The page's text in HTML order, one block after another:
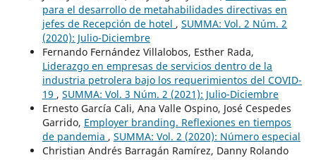
para el desarrollo de metahabilidades directivas en
jefes de Recepción de hotel , SUMMA: Vol. 2 Núm. 2
(2020): Julio-Diciembre
Fernando Fernández Villalobos, Esther Rada,
Liderazgo en empresas de servicios dentro de la
industria petrolera bajo los requerimientos del COVID-
19 , SUMMA: Vol. 3 Núm. 2 (2021): Julio-Diciembre
Ernesto García Cali, Ana Valle Ospino, José Cespedes
Garrido, Employer branding. Reflexiones en tiempos
de pandemia , SUMMA: Vol. 2 (2020): Número especial
Christian Andrés Barragán Ramírez, Danny Rolando